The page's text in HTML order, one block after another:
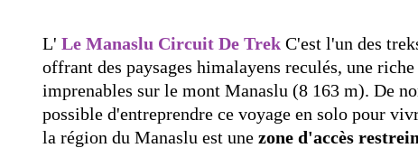
L' Le Manaslu Circuit De Trek C'est l'un des
offrant des paysages himalayens reculés, une
imprenables sur le mont Manaslu (8 163 m). De
possible d'entreprendre ce voyage en solo pour
la région du Manaslu est une zone d'accès